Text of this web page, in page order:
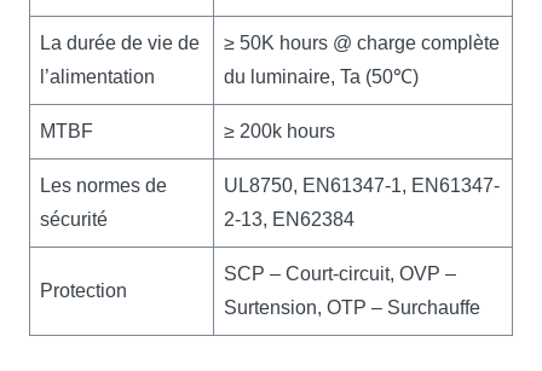
La durée de vie de
l’alimentation
≥ 50K hours @ charge complète
du luminaire, Ta (50℃)
MTBF ≥ 200k hours
Les normes de
sécurité
UL8750, EN61347-1, EN61347-
2-13, EN62384
Protection
SCP – Court-circuit, OVP –
Surtension, OTP – Surchauffe